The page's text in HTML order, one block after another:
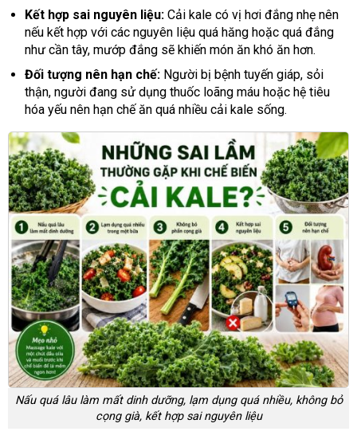
Kết hợp sai nguyên liệu:Cải kale có vị hơi đắng nhẹ nên
nếu kết hợp với các nguyên liệu quá hăng hoặc quá đắng
như cần tây, mướp đắng sẽ khiến món ăn khó ăn hơn.
Đối tượng nên hạn chế:Người bị bệnh tuyến giáp, sỏi
thận, người đang sử dụng thuốc loãng máu hoặc hệ tiêu
hóa yếu nên hạn chế ăn quá nhiều cải kale sống.
Nấu quá lâu làm mất dinh dưỡng, lạm dụng quá nhiều, không bỏ
cọng già, kết hợp sai nguyên liệu